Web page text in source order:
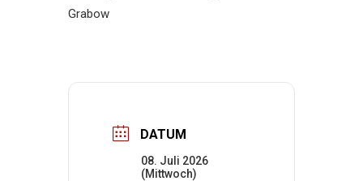
Grabow
DATUM
08. Juli 2026
(Mittwoch)